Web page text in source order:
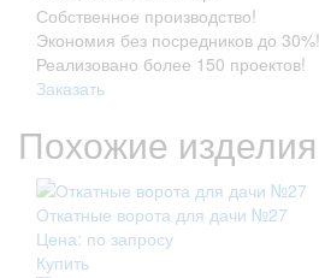
Собственное производство!
Экономия без посредников до 30%!
Реализовано более 150 проектов!
Заказать
Похожие изделия
Откатные ворота для дачи №27
Цена: по запросу
Купить